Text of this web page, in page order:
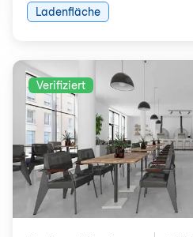
Ladenfläche
Verifiziert